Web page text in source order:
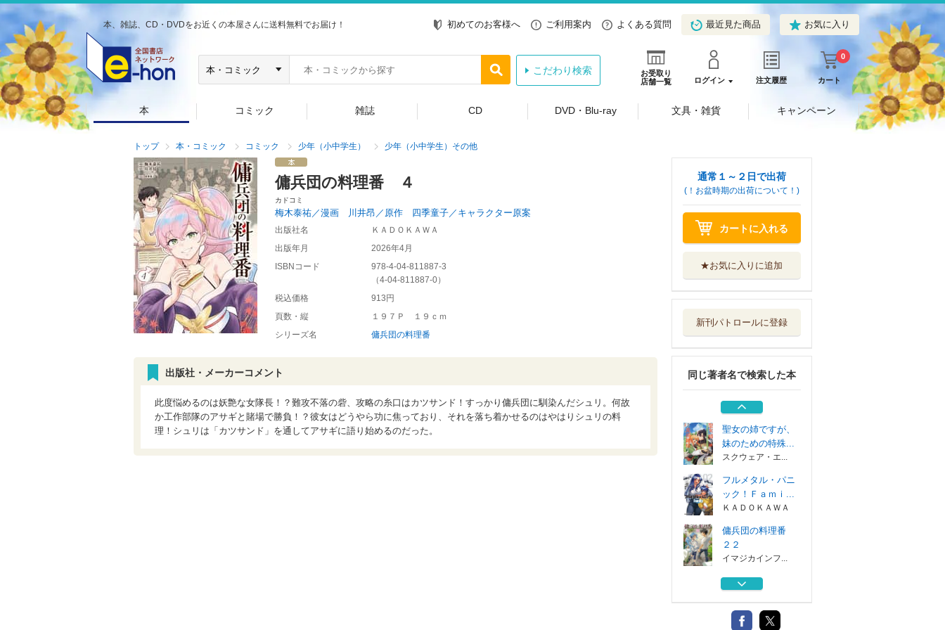
本、雑誌、CD・DVDをお近くの本屋さんに送料無料でお届け！ 初めてのお客様へ ご利用案内 よくある質問 最近見た商品 お気に入り
お受取り
店舗一覧
ログイン 注文履歴 カート
0
こだわり検索
本 コミック 雑誌 CD DVD・Blu-ray 文具・雑貨 キャンペーン
トップ 本・コミック コミック 少年（小中学生） 少年（小中学生）その他
傭兵団の料理番 ４
カドコミ
梅木泰祐／漫画 川井昂／原作 四季童子／キャラクター原案
出版社名
ＫＡＤＯＫＡＷＡ
出版年月
2026年4月
ISBNコード
978-4-04-811887-3
（4-04-811887-0）
税込価格
913円
頁数・縦
１９７Ｐ １９ｃｍ
シリーズ名
傭兵団の料理番
出版社・メーカーコメント
此度悩めるのは妖艶な女隊長！？難攻不落の砦、攻略の糸口はカツサンド！すっかり傭兵団に馴染んだシュリ。何故
か工作部隊のアサギと賭場で勝負！？彼女はどうやら功に焦っており、それを落ち着かせるのはやはりシュリの料
理！シュリは「カツサンド」を通してアサギに語り始めるのだった。
通常１～２日で出荷
(！お盆時期の出荷について！)
カートに入れる
★お気に入りに追加
新刊パトロールに登録
同じ著者名で検索した本
フルメタル・パニ
ック！Ｆａｍｉ...
傭兵団の料理番
イマジカインフ...
異世界迷宮でハー
レムを １２
ＫＡＤＯＫＡＷＡ
聖女の姉ですが、
妹のための特殊...
スクウェア・エ...
フルメタル・パニ
ック！Ｆａｍｉ...
ＫＡＤＯＫＡＷＡ
傭兵団の料理番
２２
イマジカインフ...
異世界迷宮でハー
ＫＡＤＯＫＡＷＡ